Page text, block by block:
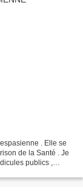
. Elle se
de la Santé . Je
publics ,